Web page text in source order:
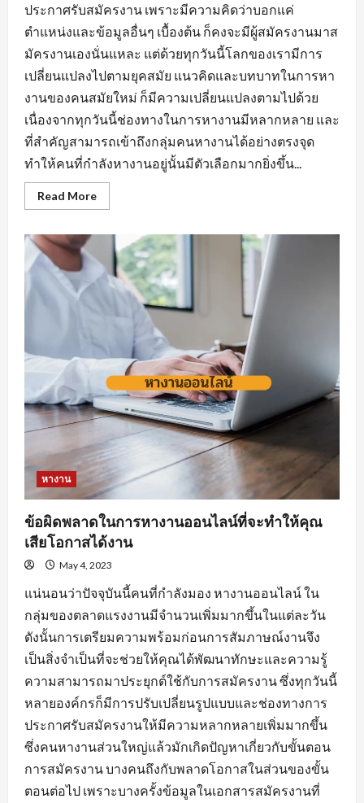
ประกาศรับสมัครงาน เพราะมีความคิดว่าบอกแค่
ตำแหน่งและข้อมูลอื่นๆ เบื้องต้น ก็คงจะมีผู้สมัครงานมาส
มัครงานเองนั่นแหละ แต่ด้วยทุกวันนี้โลกของเรามีการ
เปลี่ยนแปลงไปตามยุคสมัย แนวคิดและบทบาทในการหา
งานของคนสมัยใหม่ ก็มีความเปลี่ยนแปลงตามไปด้วย
เนื่องจากทุกวันนี้ช่องทางในการหางานมีหลากหลาย และ
ที่สำคัญสามารถเข้าถึงกลุ่มคนหางานได้อย่างตรงจุด
ทำให้คนที่กำลังหางานอยู่นั้นมีตัวเลือกมากยิ่งขึ้น...
Read MoreRead
more
เหล็ก
ของ
การ
หา
งาน
อุตสาหกรรม
หนองแค
ต้อง
มี
หางาน
ข้อผิดพลาดในการหางานออนไลน์ที่จะทำให้คุณ
เสียโอกาสได้งาน
May 4, 2023
แน่นอนว่าปัจจุบันนี้คนที่กำลังมอง หางานออนไลน์ ใน
กลุ่มของตลาดแรงงานมีจำนวนเพิ่มมากขึ้นในแต่ละวัน
ดังนั้นการเตรียมความพร้อมก่อนการสัมภาษณ์งานจึง
เป็นสิ่งจำเป็นที่จะช่วยให้คุณได้พัฒนาทักษะและความรู้
ความสามารถมาประยุกต์ใช้กับการสมัครงาน ซึ่งทุกวันนี้
หลายองค์กรก็มีการปรับเปลี่ยนรูปแบบและช่องทางการ
ประกาศรับสมัครงานให้มีความหลากหลายเพิ่มมากขึ้น
ซึ่งคนหางานส่วนใหญ่แล้วมักเกิดปัญหาเกี่ยวกับขั้นตอน
การสมัครงาน บางคนถึงกับพลาดโอกาสในส่วนของขั้น
ตอนต่อไป เพราะบางครั้งข้อมูลในเอกสารสมัครงานที่